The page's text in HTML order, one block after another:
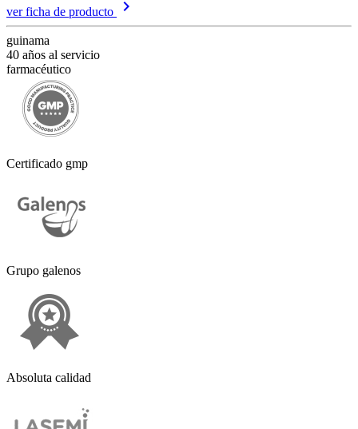
ver ficha de producto
keyboard_arrow_right
guinama
40 años al servicio
farmacéutico
Certificado gmp
Grupo galenos
Absoluta calidad